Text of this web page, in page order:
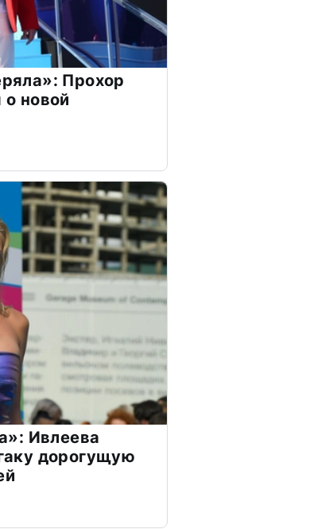
Прохор
новой
Ивлеева
дорогущую